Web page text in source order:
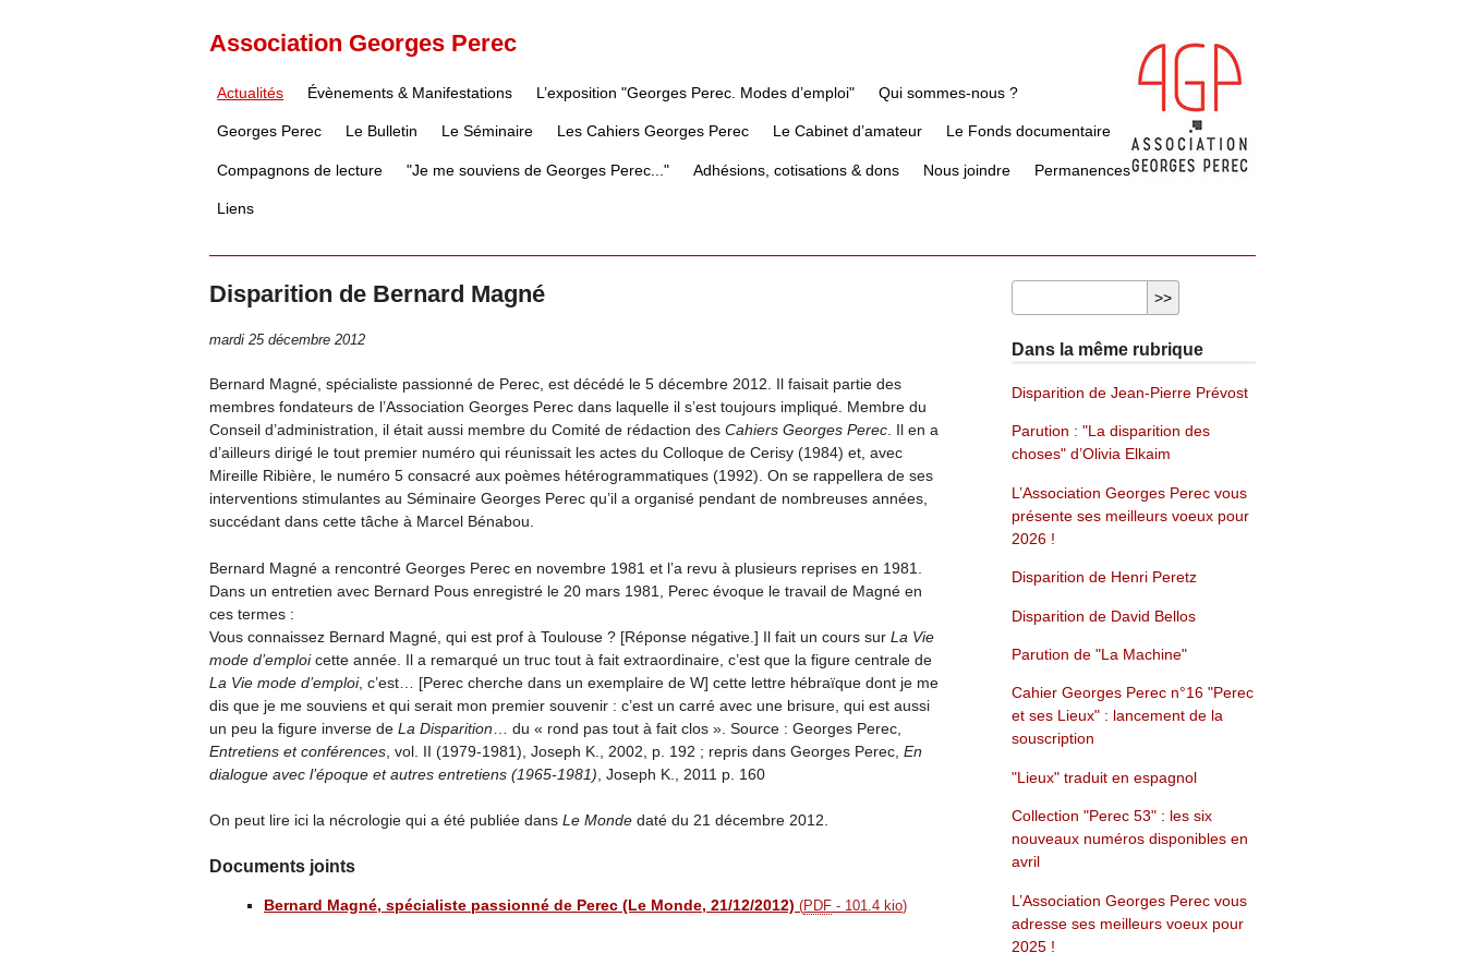
Association Georges Perec
Actualités Évènements & Manifestations L’exposition "Georges Perec. Modes d’emploi" Qui sommes-nous ?
Georges Perec Le Bulletin Le Séminaire Les Cahiers Georges Perec Le Cabinet d’amateur Le Fonds documentaire
Compagnons de lecture "Je me souviens de Georges Perec..." Adhésions, cotisations & dons Nous joindre Permanences
Liens
Disparition de Bernard Magné
mardi 25 décembre 2012
Bernard Magné, spécialiste passionné de Perec, est décédé le 5 décembre 2012. Il faisait partie des
membres fondateurs de l’Association Georges Perec dans laquelle il s’est toujours impliqué. Membre du
Conseil d’administration, il était aussi membre du Comité de rédaction des Cahiers Georges Perec . Il en a
d’ailleurs dirigé le tout premier numéro qui réunissait les actes du Colloque de Cerisy (1984) et, avec
Mireille Ribière, le numéro 5 consacré aux poèmes hétérogrammatiques (1992). On se rappellera de ses
interventions stimulantes au Séminaire Georges Perec qu’il a organisé pendant de nombreuses années,
succédant dans cette tâche à Marcel Bénabou.
Bernard Magné a rencontré Georges Perec en novembre 1981 et l’a revu à plusieurs reprises en 1981.
Dans un entretien avec Bernard Pous enregistré le 20 mars 1981, Perec évoque le travail de Magné en
ces termes :
Vous connaissez Bernard Magné, qui est prof à Toulouse ? [Réponse négative.] Il fait un cours sur La Vie
mode d’emploicette année. Il a remarqué un truc tout à fait extraordinaire, c’est que la figure centrale de
La Vie mode d’emploi, c’est… [Perec cherche dans un exemplaire de W] cette lettre hébraïque dont je me
dis que je me souviens et qui serait mon premier souvenir : c’est un carré avec une brisure, qui est aussi
un peu la figure inverse de La Disparition … du « rond pas tout à fait clos ». Source : Georges Perec,
Entretiens et conférences , vol. II (1979-1981), Joseph K., 2002, p. 192 ; repris dans Georges Perec, En
dialogue avec l’époque et autres entretiens (1965-1981) , Joseph K., 2011 p. 160
On peut lire ici la nécrologie qui a été publiée dans Le Monde daté du 21 décembre 2012.
Documents joints
Bernard Magné, spécialiste passionné de Perec (Le Monde, 21/12/2012) (PDF - 101.4 kio)
Dans la même rubrique
Disparition de Jean-Pierre Prévost
Parution : "La disparition des
choses" d’Olivia Elkaim
L’Association Georges Perec vous
présente ses meilleurs voeux pour
2026 !
Disparition de Henri Peretz
Disparition de David Bellos
Parution de "La Machine"
Cahier Georges Perec n°16 "Perec
et ses Lieux" : lancement de la
souscription
"Lieux" traduit en espagnol
Collection "Perec 53" : les six
nouveaux numéros disponibles en
avril
L’Association Georges Perec vous
adresse ses meilleurs voeux pour
2025 !